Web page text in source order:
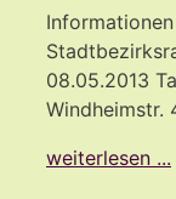
08.05.2013
Windheimstr.
weiterlesen ...